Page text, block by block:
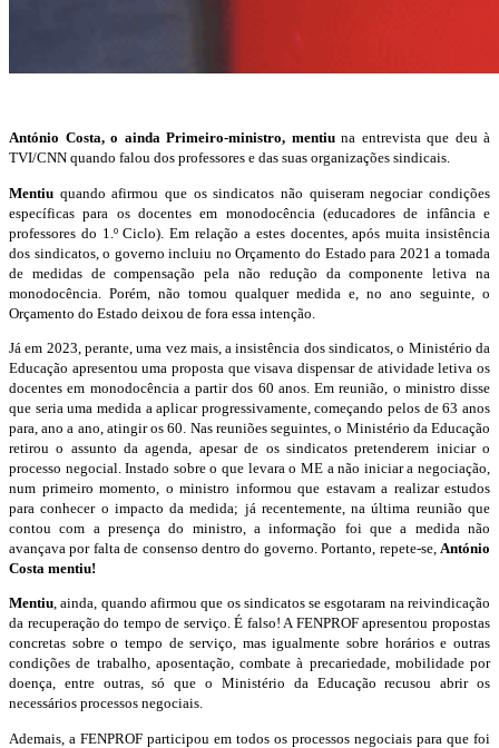
António Costa, o ainda Primeiro-ministro, mentiu na entrevista que deu à
TVI/CNN quando falou dos professores e das suas organizações sindicais.
Mentiu quando afirmou que os sindicatos não quiseram negociar condições
específicas para os docentes em monodocência (educadores de infância e
professores do 1.º Ciclo). Em relação a estes docentes, após muita insistência
dos sindicatos, o governo incluiu no Orçamento do Estado para 2021 a tomada
de medidas de compensação pela não redução da componente letiva na
monodocência. Porém, não tomou qualquer medida e, no ano seguinte, o
Orçamento do Estado deixou de fora essa intenção.
Já em 2023, perante, uma vez mais, a insistência dos sindicatos, o Ministério da
Educação apresentou uma proposta que visava dispensar de atividade letiva os
docentes em monodocência a partir dos 60 anos. Em reunião, o ministro disse
que seria uma medida a aplicar progressivamente, começando pelos de 63 anos
para, ano a ano, atingir os 60. Nas reuniões seguintes, o Ministério da Educação
retirou o assunto da agenda, apesar de os sindicatos pretenderem iniciar o
processo negocial. Instado sobre o que levara o ME a não iniciar a negociação,
num primeiro momento, o ministro informou que estavam a realizar estudos
para conhecer o impacto da medida; já recentemente, na última reunião que
contou com a presença do ministro, a informação foi que a medida não
avançava por falta de consenso dentro do governo. Portanto, repete-se, António
Costa mentiu!
Mentiu, ainda, quando afirmou que os sindicatos se esgotaram na reivindicação
da recuperação do tempo de serviço. É falso! A FENPROF apresentou propostas
concretas sobre o tempo de serviço, mas igualmente sobre horários e outras
condições de trabalho, aposentação, combate à precariedade, mobilidade por
doença, entre outras, só que o Ministério da Educação recusou abrir os
necessários processos negociais.
Ademais, a FENPROF participou em todos os processos negociais para que foi